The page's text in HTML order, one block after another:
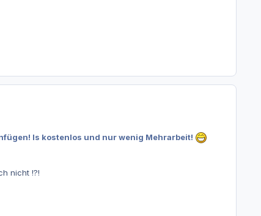
Is kostenlos und nur wenig Mehrarbeit!
nicht !?!